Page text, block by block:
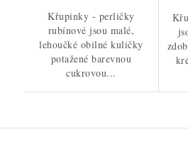
Křupinky - perličky
rubínové jsou malé,
lehoučké obilné kuličky
potažené barevnou
cukrovou...